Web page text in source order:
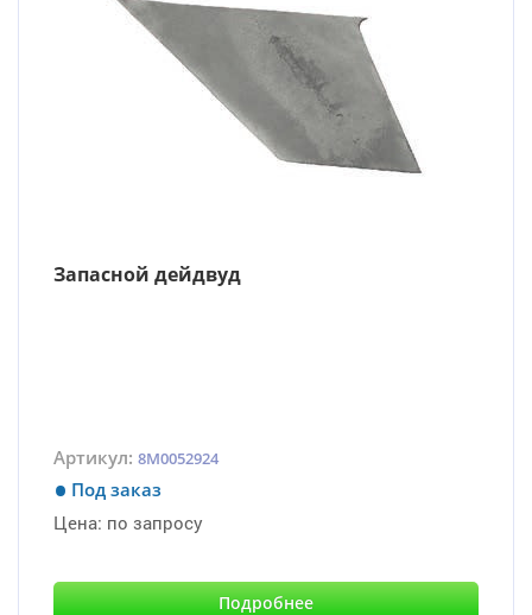
Запасной дейдвуд
Артикул: 8M0052924
Под заказ
Цена: по запросу
Подробнее